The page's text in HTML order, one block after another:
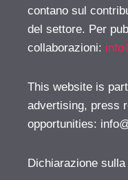
contano sul
del settore. Per
collaborazioni:
This website is
advertising, press
opportunities:
Dichiarazione